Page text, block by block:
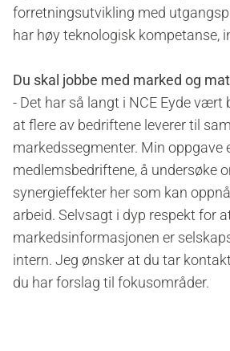
forretningsutvikling med
har høy teknologisk kompetanse,
Du skal jobbe med marked og
- Det har så langt i NCE Eyde vært
at flere av bedriftene leverer til
markedssegmenter. Min oppgave
medlemsbedriftene, å undersøke
synergieffekter her som kan
arbeid. Selvsagt i dyp respekt for
markedsinformasjonen er
intern. Jeg ønsker at du tar
du har forslag til fokusområder.